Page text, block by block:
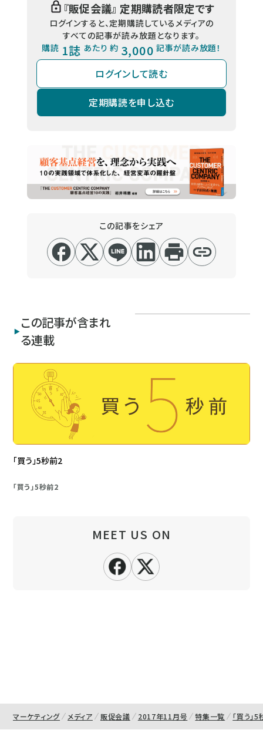
『販促会議』 定期購読者限定です
ログインすると、定期購読しているメディアの
すべての記事が読み放題となります。
購読 1誌 あたり 約 3,000 記事が読み放題！
ログインして読む
定期購読を申し込む
この記事をシェア
この記事が含まれ
る連載
「買う」5秒前2
「買う」5秒前2
MEET US ON
マーケティング メディア 販促会議 2017年11月号 特集一覧 「買う」